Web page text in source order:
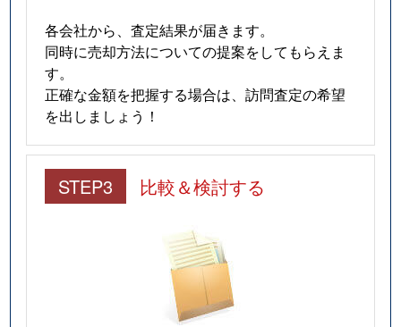
各会社から、査定結果が届きます。
同時に売却方法についての提案をしてもらえま
す。
正確な金額を把握する場合は、訪問査定の希望
を出しましょう！
STEP3 比較＆検討する